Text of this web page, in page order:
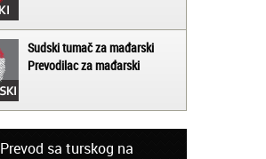
Sudski tumač za mađarski
Prevodilac za mađarski
Prevod sa turskog na